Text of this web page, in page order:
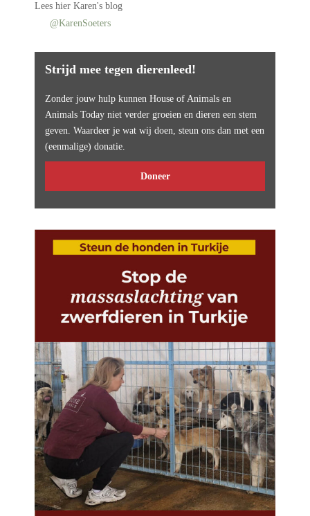
Lees hier Karen's blog
@KarenSoeters
Strijd mee tegen dierenleed!
Zonder jouw hulp kunnen House of Animals en
Animals Today niet verder groeien en dieren een stem
geven. Waardeer je wat wij doen, steun ons dan met een
(eenmalige) donatie.
Doneer